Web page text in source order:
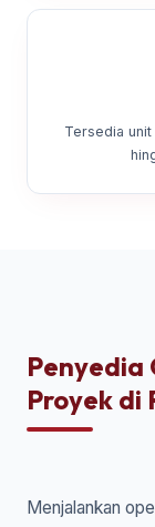
Tersedia
Penyedia
Proyek di
Menjalankan